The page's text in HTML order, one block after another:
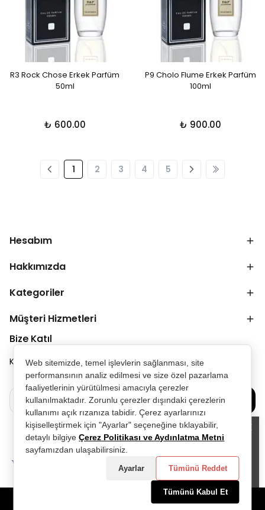
Web sitemizde, temel işlevlerin sağlanması, site
performansının analiz edilmesi ve size özel pazarlama
faaliyetlerinin yürütülmesi amacıyla çerezler
kullanılmaktadır. Zorunlu çerezler dışındaki çerezlerin
kullanımı açık rızanıza tabidir. Çerez ayarlarınızı
kişiselleştirmek için "Ayarlar" seçeneğine tıklayabilir,
detaylı bilgiyeÇerez Politikası ve Aydınlatma Metni
sayfamızdan ulaşabilirsiniz.
Ayarlar Tümünü Reddet
Tümünü Kabul Et
Alışveriş deneyiminizi iyileştirmek için
yasal düzenlemelere uygun çerezler
(cookies) kullanıyoruz. Detaylı bilgiye
Gizlilik ve Çerez Politikasısayfamızdan
R3 Rock Chose Erkek Parfüm
50ml
₺ 600.00
P9 Cholo Flume Erkek Parfüm
100ml
₺ 900.00
1 2 3 4 5
Hesabım
Hakkımızda
Kategoriler
Müşteri Hizmetleri
Bize Katıl
Kampanya ve duyurulardan ilk senin haberin olsun.
Bize Katılın
©2025 Tüm Hakları Saklıdır - D&P Perfumum tarafından